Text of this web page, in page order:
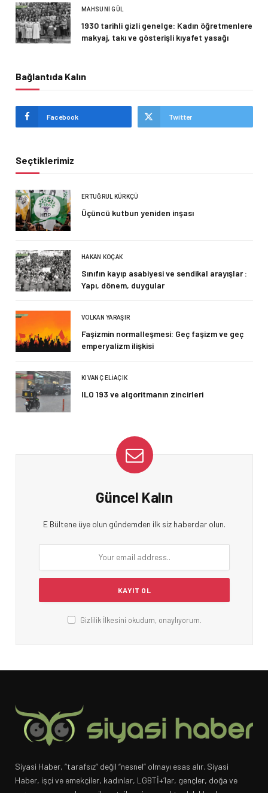
MAHSUNI GÜL
1930 tarihli gizli genelge: Kadın öğretmenlere
makyaj, takı ve gösterişli kıyafet yasağı
Bağlantıda Kalın
Facebook Twitter
Seçtiklerimiz
ERTUĞRUL KÜRKÇÜ
Üçüncü kutbun yeniden inşası
HAKAN KOÇAK
Sınıfın kayıp asabiyesi ve sendikal arayışlar :
Yapı, dönem, duygular
VOLKAN YARAŞIR
Faşizmin normalleşmesi: Geç faşizm ve geç
emperyalizm ilişkisi
KIVANÇ ELIAÇIK
ILO 193 ve algoritmanın zincirleri
Güncel Kalın
E Bültene üye olun gündemden ilk siz haberdar olun.
Gizlilik İlkesini okudum, onaylıyorum.
Siyasi Haber, “tarafsız” değil “nesnel” olmayı esas alır. Siyasi
Haber, işçi ve emekçiler, kadınlar, LGBTİ+’lar, gençler, doğa ve